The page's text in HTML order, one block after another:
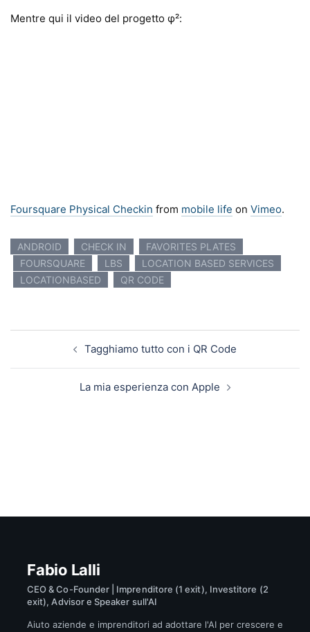
Mentre qui il video del progetto φ²:
Foursquare Physical Checkin from mobile life on Vimeo.
ANDROID CHECK IN
FAVORITES PLATES
FOURSQUARE
LBS
LOCATION BASED SERVICES
LOCATIONBASED
QR CODE
Tagghiamo tutto con i QR Code
La mia esperienza con Apple
Fabio Lalli
CEO & Co-Founder | Imprenditore (1 exit), Investitore (2
exit), Advisor e Speaker sull'AI
Aiuto aziende e imprenditori ad adottare l'AI per crescere e